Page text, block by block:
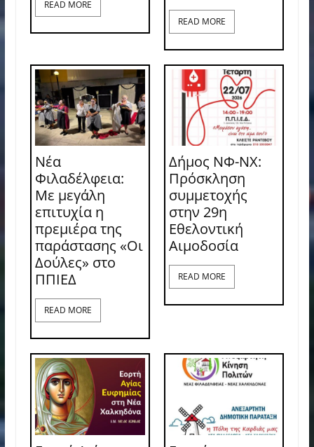
READ MORE
READ MORE
Νέα
Φιλαδέλφεια:
Με μεγάλη
επιτυχία η
πρεμιέρα της
παράστασης «Οι
Δούλες» στο
ΠΠΙΕΔ
READ MORE
Δήμος ΝΦ-ΝΧ:
Πρόσκληση
συμμετοχής
στην 29η
Εθελοντική
Αιμοδοσία
READ MORE